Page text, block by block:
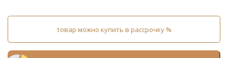
товар можно купить в рассрочку %